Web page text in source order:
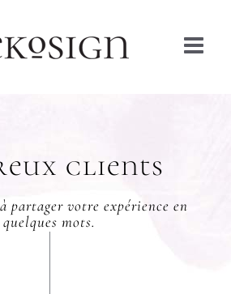
clients
partager votre expérience en
quelques mots.